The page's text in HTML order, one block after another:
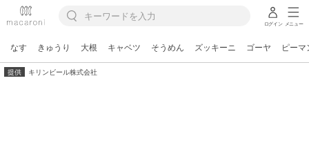
ログイン メニュー
なす きゅうり 大根 キャベツ そうめん ズッキーニ ゴーヤ ピーマ
提供 キリンビール株式会社